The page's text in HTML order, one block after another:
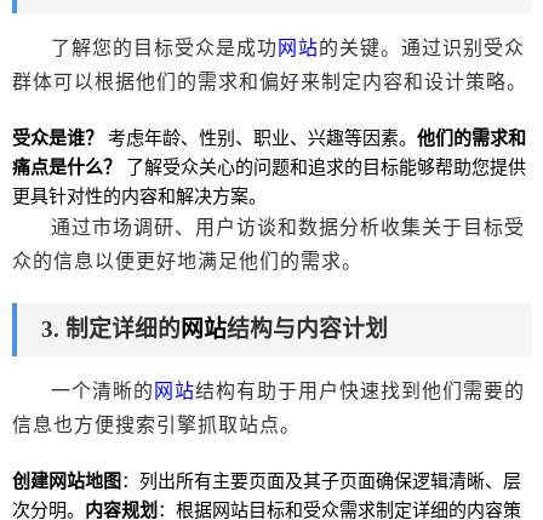
了解您的目标受众是成功 网站的关键。通过识别受众
群体可以根据他们的需求和偏好来制定内容和设计策略。
受众是谁？ 考虑年龄、性别、职业、兴趣等因素。 他们的需求和
痛点是什么？
了解受众关心的问题和追求的目标能够帮助您提供
更具针对性的内容和解决方案。
通过市场调研、用户访谈和数据分析收集关于目标受
众的信息以便更好地满足他们的需求。
3. 制定详细的网站结构与内容计划
一个清晰的 网站结构有助于用户快速找到他们需要的
信息也方便搜索引擎抓取站点。
创建网站地图 ：列出所有主要页面及其子页面确保逻辑清晰、层
次分明。 内容规划 ：根据网站目标和受众需求制定详细的内容策